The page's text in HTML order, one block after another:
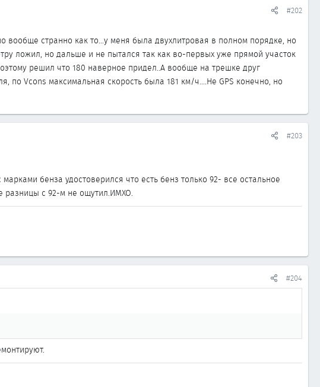
#202
вообще странно как то...у меня была двухлитровая в полном порядке, но
ложил, но дальше и не пытался так как во-первых уже прямой участок
решил что 180 наверное придел..А вообще на трешке друг
по Vcons максимальная скорость была 181 км/ч....Не GPS конечно, но
#203
бенза удостоверился что есть бенз только 92- все остальное
разницы с 92-м не ощутил.ИМХО.
#204